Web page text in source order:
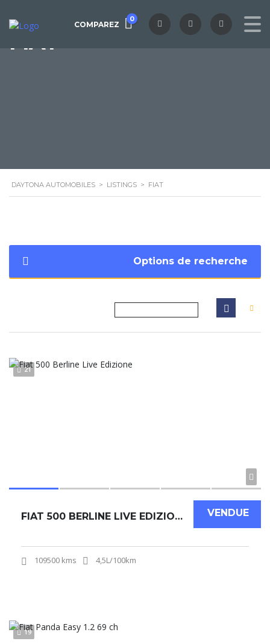
COMPAREZ
0
FIAT
DAYTONA AUTOMOBILES > LISTINGS > FIAT
Options de recherche
21
VENDUE
FIAT 500 BERLINE LIVE EDIZIONE
109500 kms 4,5L/100km
19